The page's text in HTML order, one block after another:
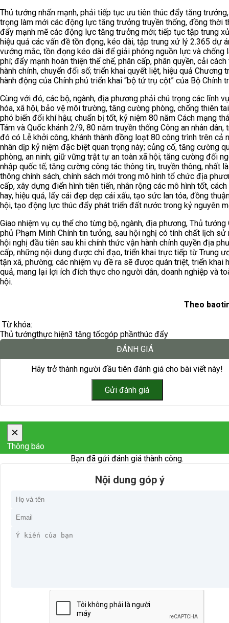
Thủ tướng nhấn mạnh, phải tiếp tục ưu tiên thúc đẩy tăng
trọng làm mới các động lực tăng trưởng truyền thống, đồng thời
đẩy mạnh mẽ các động lực tăng trưởng mới; tiếp tục tập trung
hiệu quả các vấn đề tồn đọng, kéo dài, tập trung xử lý 2.365 dự
vướng mắc, tồn đọng kéo dài để giải phóng nguồn lực và chống
phí; đẩy mạnh hoàn thiện thể chế, phân cấp, phân quyền, cải
hành chính, chuyển đổi số; triển khai quyết liệt, hiệu quả Chương
hành động của Chính phủ triển khai “bộ tứ trụ cột” của Bộ Chính
Cùng với đó, các bộ, ngành, địa phương phải chú trọng các lĩnh
hóa, xã hội, bảo vệ môi trường, tăng cường phòng, chống thiên
phó biến đổi khí hậu; chuẩn bị tốt, kỷ niệm 80 năm Cách mạng
Tám và Quốc khánh 2/9, 80 năm truyền thống Công an nhân dân,
đó có Lễ khởi công, khánh thành đồng loạt 80 công trình trên cả
nhân dịp kỷ niệm đặc biệt quan trọng này; củng cố, tăng cường
phòng, an ninh; giữ vững trật tự an toàn xã hội; tăng cường đối
nhập quốc tế; tăng cường công tác thông tin, truyền thông, nhất
thông chính sách, chính sách mới trong mô hình tổ chức địa
cấp, xây dựng điển hình tiên tiến, nhân rộng các mô hình tốt, cách
hay, hiệu quả, lấy cái đẹp dẹp cái xấu, tạo sức lan tỏa, đồng
hội, tạo động lực thúc đẩy phát triển đất nước trong kỷ nguyên
Giao nhiệm vụ cụ thể cho từng bộ, ngành, địa phương, Thủ tướng
phủ Phạm Minh Chính tin tưởng, sau hội nghị có tính chất lịch sử
hội nghị đầu tiên sau khi chính thức vận hành chính quyền địa
cấp, những nội dung được chỉ đạo, triển khai trực tiếp từ Trung
tận xã, phường; các nhiệm vụ đề ra sẽ được quán triệt, triển khai
quả, mang lại lợi ích đích thực cho người dân, doanh nghiệp và
hội.
Theo
Từ khóa:
Thủ tướngthực hiện3 tăng tốcgóp phầnthúc đẩy
ĐÁNH GIÁ
Hãy trở thành người đầu tiên đánh giá cho bài viết này!
×
Thông báo
Bạn đã gửi đánh giá thành công.
Nội dung góp ý